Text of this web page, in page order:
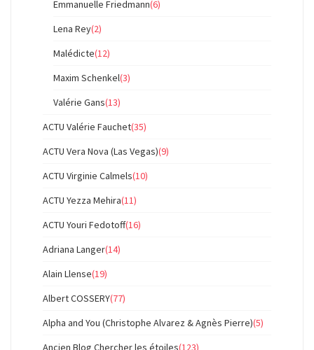
Emmanuelle Friedmann(6)
Lena Rey(2)
Malédicte(12)
Maxim Schenkel(3)
Valérie Gans(13)
ACTU Valérie Fauchet(35)
ACTU Vera Nova (Las Vegas)(9)
ACTU Virginie Calmels(10)
ACTU Yezza Mehira(11)
ACTU Youri Fedotoff(16)
Adriana Langer(14)
Alain Llense(19)
Albert COSSERY(77)
Alpha and You (Christophe Alvarez & Agnès Pierre)(5)
Ancien Blog Chercher les étoiles(123)